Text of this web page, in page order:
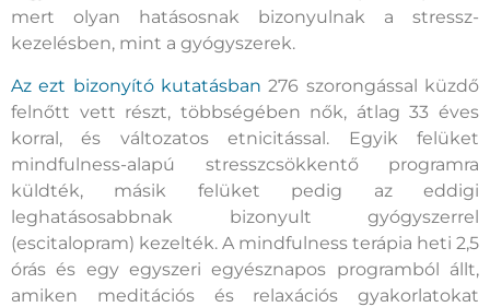
mert olyan hatásosnak bizonyulnak a stressz-
kezelésben, mint a gyógyszerek.
Az ezt bizonyító kutatásban 276 szorongással küzdő
felnőtt vett részt, többségében nők, átlag 33 éves
korral, és változatos etnicitással. Egyik felüket
mindfulness-alapú stresszcsökkentő programra
küldték, másik felüket pedig az eddigi
leghatásosabbnak bizonyult gyógyszerrel
(escitalopram) kezelték. A mindfulness terápia heti 2,5
órás és egy egyszeri egyésznapos programból állt,
amiken meditációs és relaxációs gyakorlatokat